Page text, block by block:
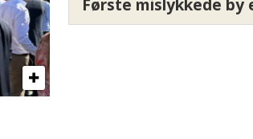
Første mislykkede by